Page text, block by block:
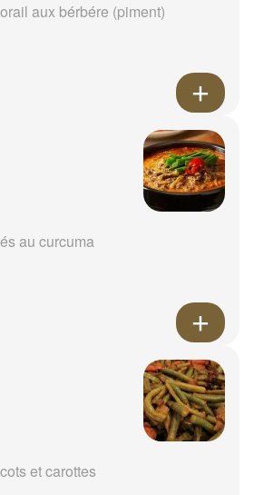
aux bérbére (piment)
au curcuma
et carottes